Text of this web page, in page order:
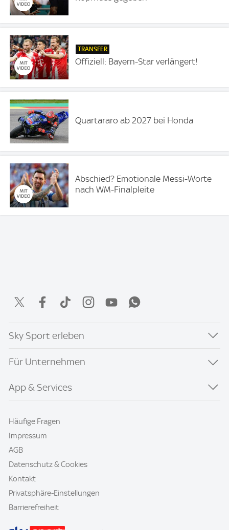
TRANSFER
Offiziell: Bayern-Star verlängert!
Quartararo ab 2027 bei Honda
Abschied? Emotionale Messi-Worte
nach WM-Finalpleite
Sky Sport erleben
Für Unternehmen
App & Services
Häufige Fragen
Impressum
AGB
Datenschutz & Cookies
Kontakt
Privatsphäre-Einstellungen
Barrierefreiheit